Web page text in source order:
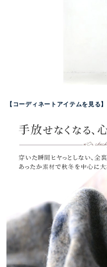
【コーディネートアイテムを見る】